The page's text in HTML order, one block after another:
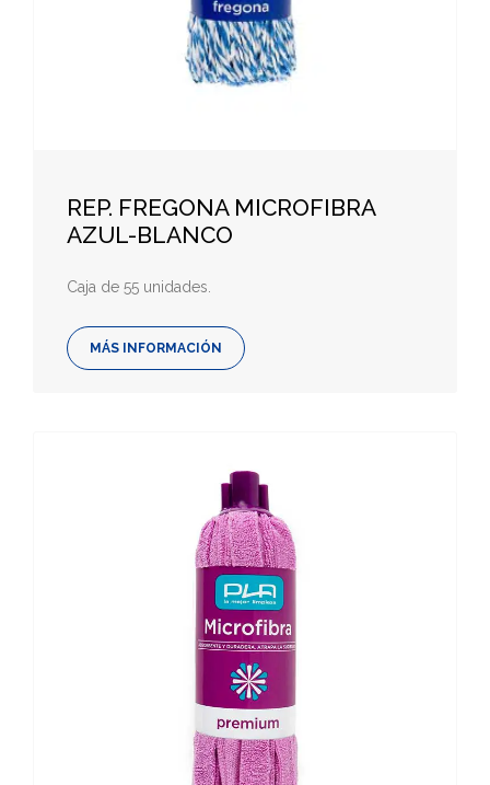
REP. FREGONA MICROFIBRA
AZUL-BLANCO
Caja de 55 unidades.
MÁS INFORMACIÓN